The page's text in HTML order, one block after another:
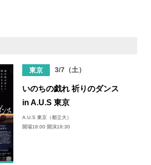
東京 3/7（土）
いのちの戯れ 祈りのダンス
in A.U.S 東京
A.U.S 東京（都立大）
開場18:00 開演18:30